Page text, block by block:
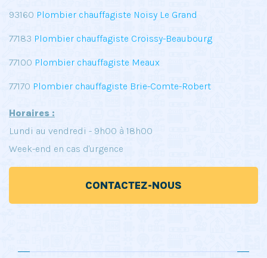
93160 Plombier chauffagiste Noisy Le Grand
77183 Plombier chauffagiste Croissy-Beaubourg
77100 Plombier chauffagiste Meaux
77170 Plombier chauffagiste Brie-Comte-Robert
Horaires :
Lundi au vendredi - 9h00 à 18h00
Week-end en cas d'urgence
CONTACTEZ-NOUS